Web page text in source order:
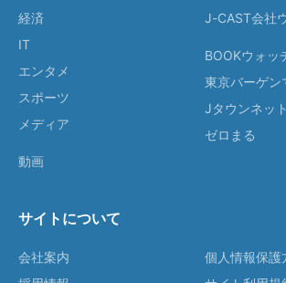
経済
IT
エンタメ
スポーツ
メディア
動画
J-CAST会社
BOOKウォッ
東京バーゲン
Jタウンネット
ゼロまる
サイトについて
会社案内
個人情報保護